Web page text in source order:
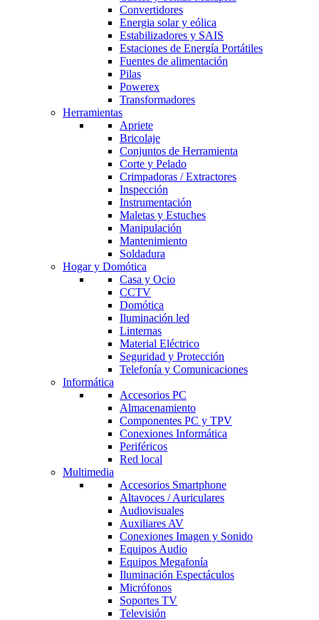
Convertidores
Energia solar y eólica
Estabilizadores y SAIS
Estaciones de Energía Portátiles
Fuentes de alimentación
Pilas
Powerex
Transformadores
Herramientas
Apriete
Bricolaje
Conjuntos de Herramienta
Corte y Pelado
Crimpadoras / Extractores
Inspección
Instrumentación
Maletas y Estuches
Manipulación
Mantenimiento
Soldadura
Hogar y Domótica
Casa y Ocio
CCTV
Domótica
Iluminación led
Linternas
Material Eléctrico
Seguridad y Protección
Telefonía y Comunicaciones
Informática
Accesorios PC
Almacenamiento
Componentes PC y TPV
Conexiones Informática
Periféricos
Red local
Multimedia
Accesorios Smartphone
Altavoces / Auriculares
Audiovisuales
Auxiliares AV
Conexiones Imagen y Sonido
Equipos Audio
Equipos Megafonía
Iluminación Espectáculos
Micrófonos
Soportes TV
Televisión